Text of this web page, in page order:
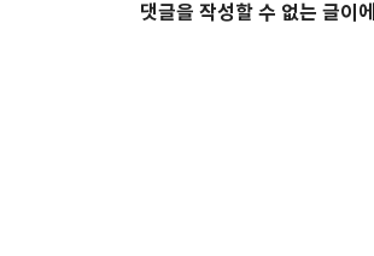
댓글을 작성할 수 없는 글이